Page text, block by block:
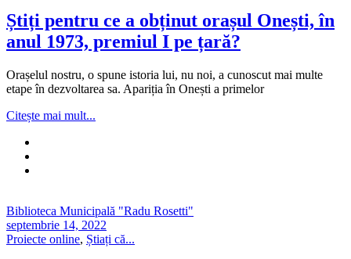
Știți pentru ce a obținut orașul Onești, în
anul 1973, premiul I pe țară?
Orașelul nostru, o spune istoria lui, nu noi, a cunoscut mai multe
etape în dezvoltarea sa. Apariția în Onești a primelor
Citește mai mult...
Biblioteca Municipală "Radu Rosetti"
septembrie 14, 2022
Proiecte online, Știați că...